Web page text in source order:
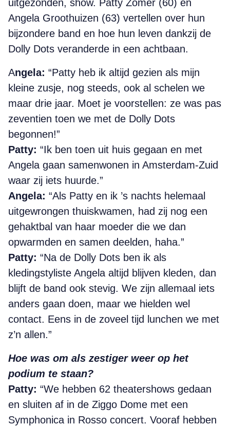
uitgezonden, show. Patty Zomer (60) en
Angela Groothuizen (63) vertellen over hun
bijzondere band en hoe hun leven dankzij de
Dolly Dots veranderde in een achtbaan.
Angela: “Patty heb ik altijd gezien als mijn
kleine zusje, nog steeds, ook al schelen we
maar drie jaar. Moet je voorstellen: ze was pas
zeventien toen we met de Dolly Dots
begonnen!”
Patty: “Ik ben toen uit huis gegaan en met
Angela gaan samenwonen in Amsterdam-Zuid
waar zij iets huurde.”
Angela: “Als Patty en ik ’s nachts helemaal
uitgewrongen thuiskwamen, had zij nog een
gehaktbal van haar moeder die we dan
opwarmden en samen deelden, haha.”
Patty: “Na de Dolly Dots ben ik als
kledingstyliste Angela altijd blijven kleden, dan
blijft de band ook stevig. We zijn allemaal iets
anders gaan doen, maar we hielden wel
contact. Eens in de zoveel tijd lunchen we met
z’n allen.”
Hoe was om als zestiger weer op het
podium te staan?
Patty: “We hebben 62 theatershows gedaan
en sluiten af in de Ziggo Dome met een
Symphonica in Rosso concert. Vooraf hebben